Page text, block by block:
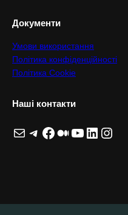
Документи
Умови використання
Політика конфіденційності
Політика Cookie
Наші контакти
Пошта Telegram Facebook Medium YouTube LinkedIn Instagram